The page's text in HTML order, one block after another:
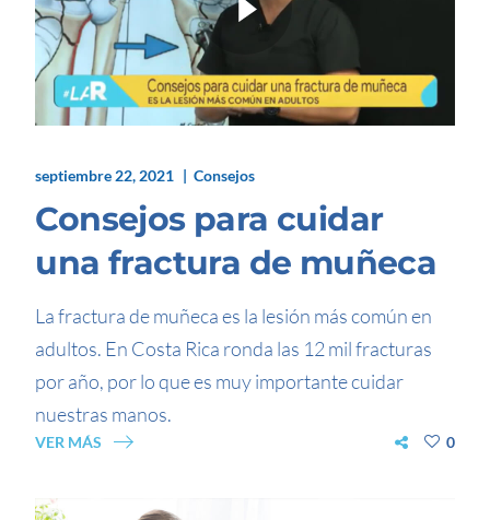
septiembre 22, 2021 Consejos
Consejos para cuidar
una fractura de muñeca
La fractura de muñeca es la lesión más común en
adultos. En Costa Rica ronda las 12 mil fracturas
por año, por lo que es muy importante cuidar
nuestras manos.
VER MÁS 0